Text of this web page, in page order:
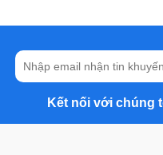
Kết nối với chúng